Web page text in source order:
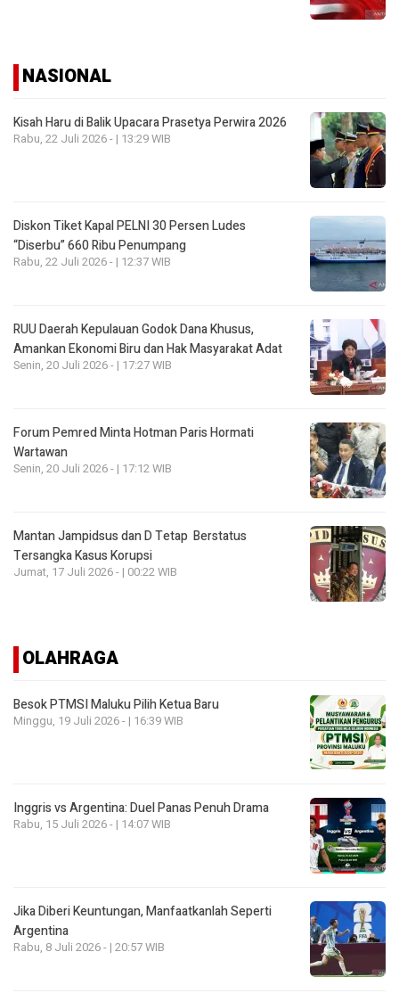
NASIONAL
Kisah Haru di Balik Upacara Prasetya Perwira 2026
Rabu, 22 Juli 2026 - | 13:29 WIB
Diskon Tiket Kapal PELNI 30 Persen Ludes
“Diserbu” 660 Ribu Penumpang
Rabu, 22 Juli 2026 - | 12:37 WIB
RUU Daerah Kepulauan Godok Dana Khusus,
Amankan Ekonomi Biru dan Hak Masyarakat Adat
Senin, 20 Juli 2026 - | 17:27 WIB
Forum Pemred Minta Hotman Paris Hormati
Wartawan
Senin, 20 Juli 2026 - | 17:12 WIB
Mantan Jampidsus dan D Tetap Berstatus
Tersangka Kasus Korupsi
Jumat, 17 Juli 2026 - | 00:22 WIB
OLAHRAGA
Besok PTMSI Maluku Pilih Ketua Baru
Minggu, 19 Juli 2026 - | 16:39 WIB
Inggris vs Argentina: Duel Panas Penuh Drama
Rabu, 15 Juli 2026 - | 14:07 WIB
Jika Diberi Keuntungan, Manfaatkanlah Seperti
Argentina
Rabu, 8 Juli 2026 - | 20:57 WIB